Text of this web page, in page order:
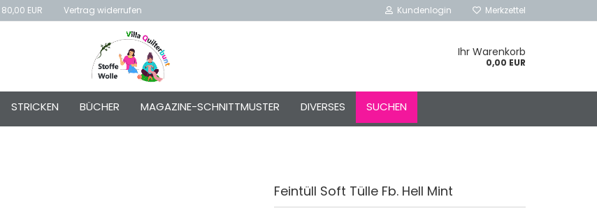
EUR Vertrag widerrufen Kundenlogin
Konto erstellen
Merkzettel
Ihr Warenkorb
0,00 EUR
STRICKEN BÜCHER MAGAZINE-SCHNITTMUSTER DIVERSES SUCHEN
Feintüll Soft Tülle Fb. Hell Mint